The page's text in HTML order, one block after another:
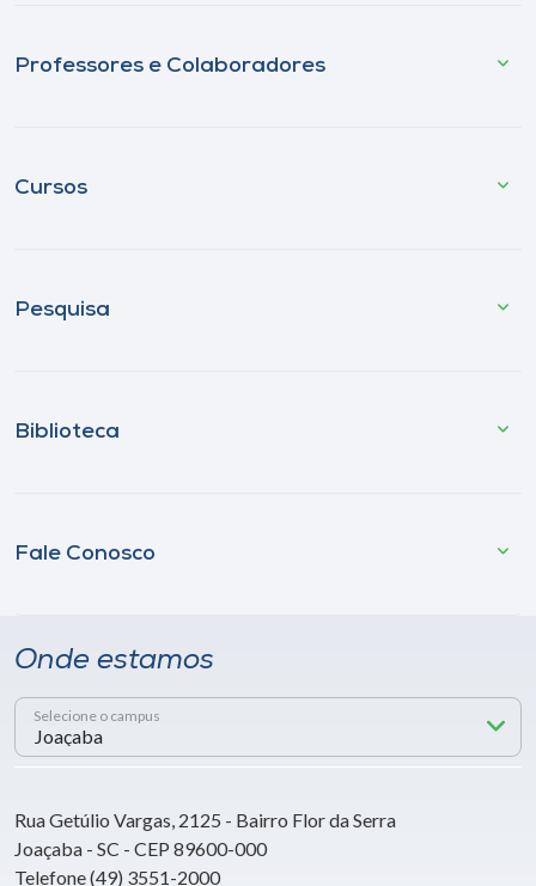
Professores e Colaboradores
Cursos
Pesquisa
Biblioteca
Fale Conosco
Onde estamos
Selecione o campus
Rua Getúlio Vargas, 2125 - Bairro Flor da Serra
Joaçaba - SC - CEP 89600-000
Telefone (49) 3551-2000